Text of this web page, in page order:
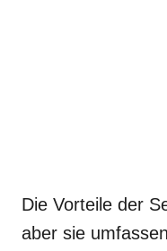
Die Vorteile der
aber sie